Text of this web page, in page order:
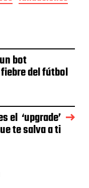
bot
del fútbol
el ‘upgrade’
te salva a ti